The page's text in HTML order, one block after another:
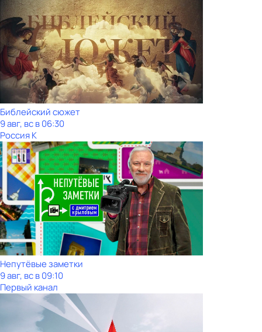
Библейский сюжет
9 авг, вс в 06:30
Россия К
Непутёвые заметки
9 авг, вс в 09:10
Первый канал